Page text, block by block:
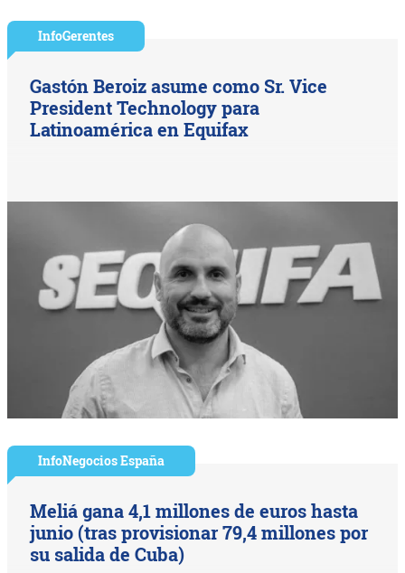
InfoGerentes
Gastón Beroiz asume como Sr. Vice
President Technology para
Latinoamérica en Equifax
InfoNegocios España
Meliá gana 4,1 millones de euros hasta
junio (tras provisionar 79,4 millones por
su salida de Cuba)